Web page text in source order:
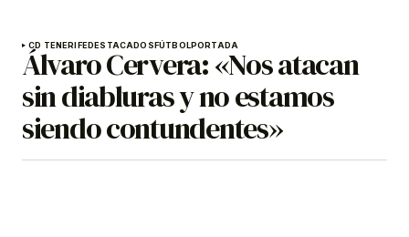
CD TENERIFEDESTACADOSFÚTBOLPORTADA
Álvaro Cervera: «Nos atacan
sin diabluras y no estamos
siendo contundentes»